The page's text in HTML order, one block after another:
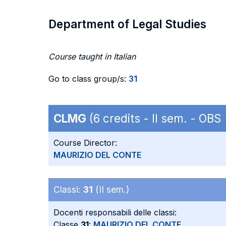
Department of Legal Studies
Course taught in Italian
Go to class group/s: 31
CLMG (6 credits - II sem. -
Course Director:
MAURIZIO DEL CONTE
Classi: 31 (II sem.)
Docenti responsabili delle classi: